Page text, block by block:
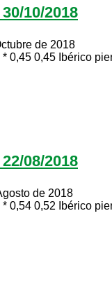
10/2018
de 2018
0,45 0,45 Ibérico
08/2018
de 2018
0,54 0,52 Ibérico